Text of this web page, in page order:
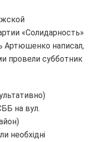
«Солидарность»
Артюшенко написал,
провели субботник
на вул.
необхідні